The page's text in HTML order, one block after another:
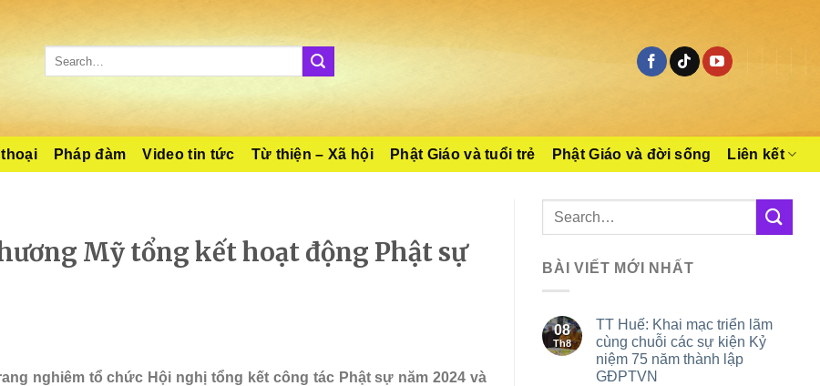
thoại Pháp đàm Video tin tức Từ thiện – Xã hội Phật Giáo và tuổi trẻ Phật Giáo và đời sống Liên kết
Mỹ tổng kết hoạt động Phật sự
nghiêm tổ chức Hội nghị tổng kết công tác Phật sự năm 2024 và
BÀI VIẾT MỚI NHẤT
08
Th8
TT Huế: Khai mạc triển lãm
cùng chuỗi các sự kiện Kỷ
niệm 75 năm thành lập
GĐPTVN